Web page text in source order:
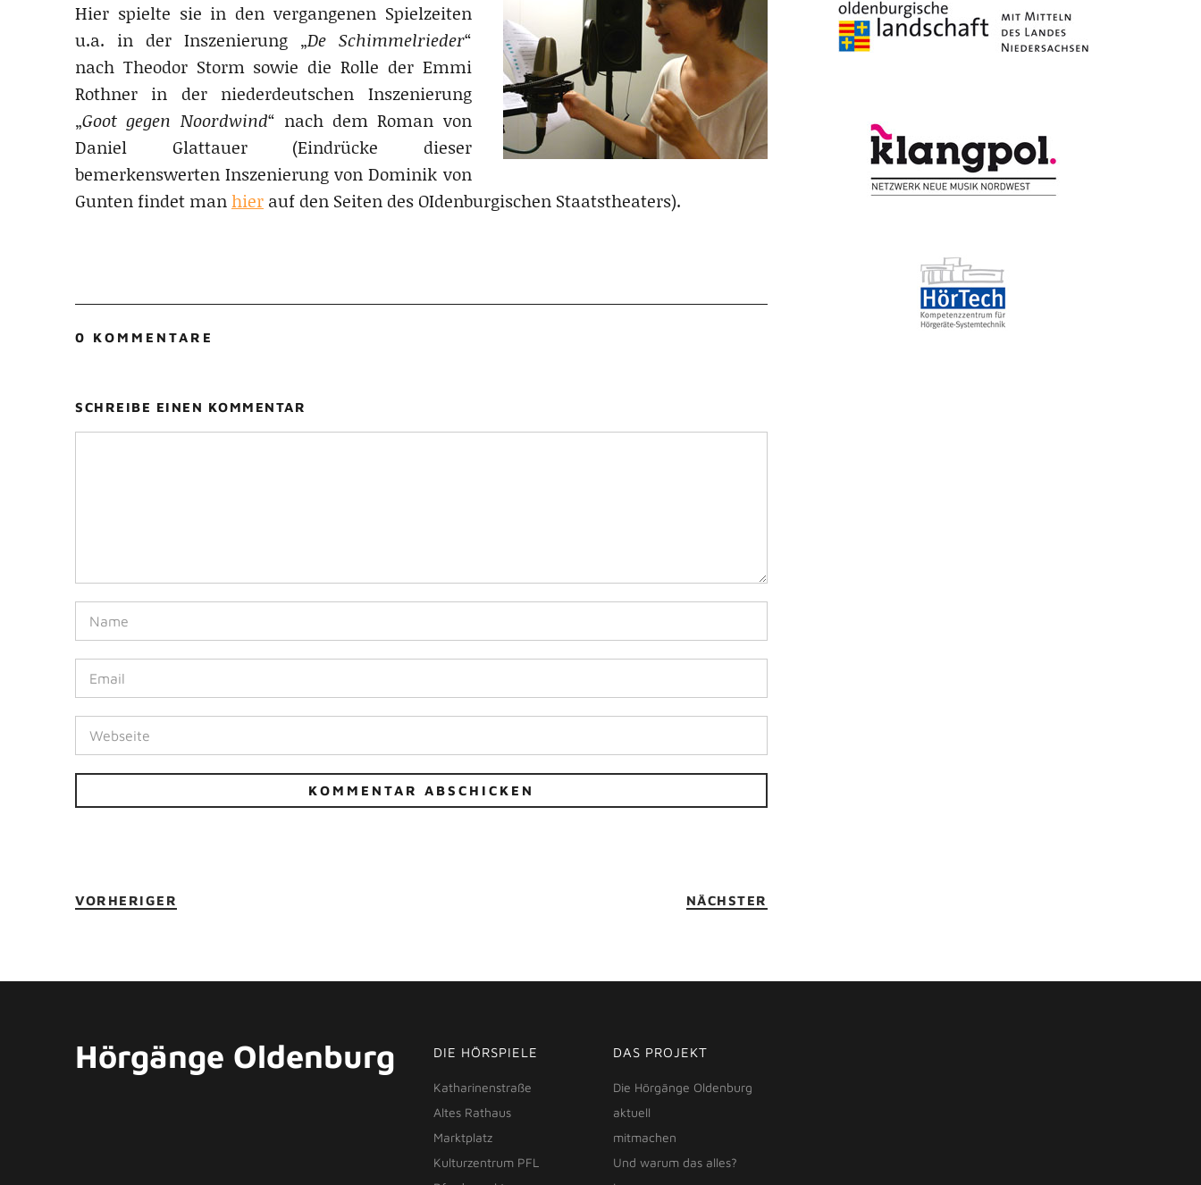
Hier spielte sie in den vergangenen Spielzeiten
u.a. in der Inszenierung „De Schimmelrieder“
nach Theodor Storm sowie die Rolle der Emmi
Rothner in der niederdeutschen Inszenierung
„Goot gegen Noordwind“ nach dem Roman von
Daniel Glattauer (Eindrücke dieser
bemerkenswerten Inszenierung von Dominik von
Gunten findet manhier auf den Seiten des OIdenburgischen Staatstheaters).
0 KOMMENTARE
SCHREIBE EINEN KOMMENTAR
VORHERIGER NÄCHSTER
Hörgänge Oldenburg DIE HÖRSPIELE
Katharinenstraße
Altes Rathaus
Marktplatz
Kulturzentrum PFL
DAS PROJEKT
Die Hörgänge Oldenburg
aktuell
mitmachen
Und warum das alles?